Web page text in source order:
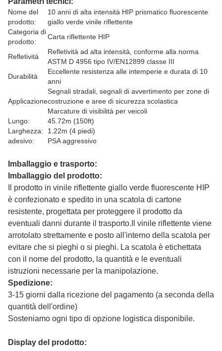
Nome del
prodotto:
10 anni di alta intensità HIP prismatico fluorescente
giallo verde vinile riflettente
Categoria di
prodotto:
Carta riflettente HIP
Refletività
Refletività ad alta intensità, conforme alla norma
ASTM D 4956 tipo IV/EN12899 classe III
Durabilità
Eccellente resistenza alle intemperie e durata di 10
anni
Applicazione
Segnali stradali, segnali di avvertimento per zone di
costruzione e aree di sicurezza scolastica
Marcature di visibilità per veicoli
Lungo:
45.72m (150ft)
Larghezza:
1.22m (4 piedi)
adesivo:
PSA aggressivo
Imballaggio e trasporto:
Imballaggio del prodotto:
Il prodotto in vinile riflettente giallo verde fluorescente HIP
è confezionato e spedito in una scatola di cartone
resistente, progettata per proteggere il prodotto da
eventuali danni durante il trasporto.Il vinile riflettente viene
arrotolato strettamente e posto all'interno della scatola per
evitare che si pieghi o si pieghi. La scatola è etichettata
con il nome del prodotto, la quantità e le eventuali
istruzioni necessarie per la manipolazione.
Spedizione:
3-15 giorni dalla ricezione del pagamento (a seconda della
quantità dell'ordine)
Sosteniamo ogni tipo di opzione logistica disponibile.
Display del prodotto: